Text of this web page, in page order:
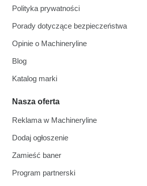
Polityka prywatności
Porady dotyczące bezpieczeństwa
Opinie o Machineryline
Blog
Katalog marki
Nasza oferta
Reklama w Machineryline
Dodaj ogłoszenie
Zamieść baner
Program partnerski